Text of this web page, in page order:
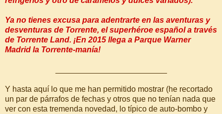
Ya no tienes excusa para adentrarte en las aventuras y
desventuras de Torrente, el superhéroe español a través
de Torrente Land. ¡En 2015 llega a Parque Warner
Madrid la Torrente-manía!
Y hasta aquí lo que me han permitido mostrar (he recortado
un par de párrafos de fechas y otros que no tenían nada que
ver con esta tremenda novedad, lo típico de auto-bombo y